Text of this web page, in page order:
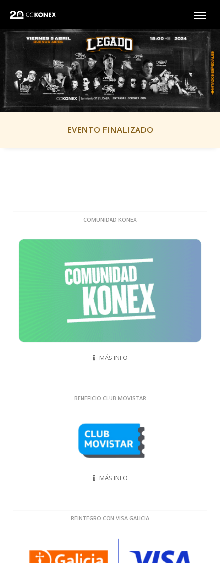
EVENTO FINALIZADO
COMUNIDAD KONEX
MÁS INFO
BENEFICIO CLUB MOVISTAR
MÁS INFO
REINTEGRO CON VISA GALICIA